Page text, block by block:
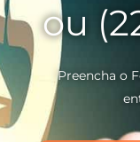
ou
Preencha o